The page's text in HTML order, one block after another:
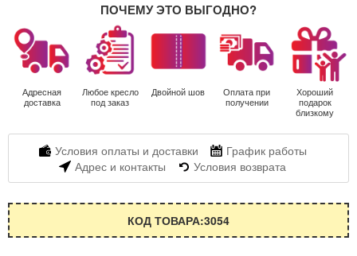
ПОЧЕМУ ЭТО ВЫГОДНО?
Адресная
доставка
Любое кресло
под заказ
Двойной шов
Оплата при
получении
Хороший
подарок
близкому
Условия оплаты и доставки
График работы
Адрес и контакты
Условия возврата
КОД ТОВАРА:3054